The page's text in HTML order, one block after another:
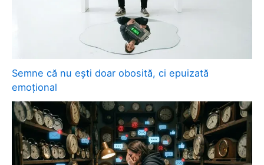
Semne că nu ești doar obosită, ci epuizată
emoțional